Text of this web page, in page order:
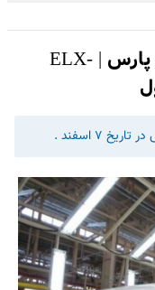
افزایش فزایش ۱۰ میلیونی پژو پارس | ELX-
۷ اسفند .